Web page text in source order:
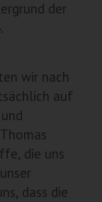
der
wir nach
auf
die uns
dass die